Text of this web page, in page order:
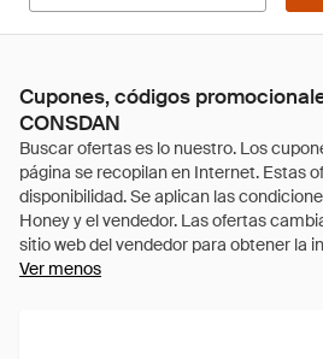
Cupones, códigos
CONSDAN
Ver menos